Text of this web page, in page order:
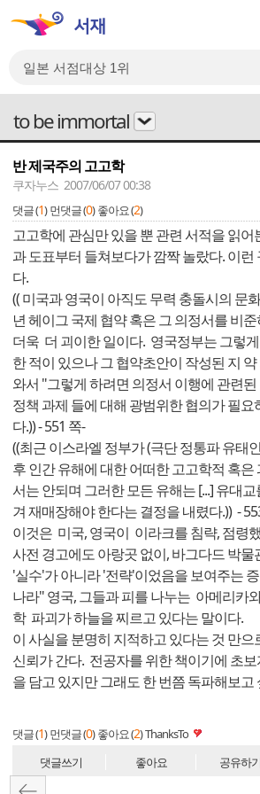
to be immortal
반 제국주의 고고학
쿠자누스 2007/06/07 00:38
댓글 (1) 먼댓글 (0) 좋아요 (2)
고고학에 관심만 있을 뿐 관련 서적을 읽어
과 도표부터 들쳐보다가 깜짝 놀랐다. 이런
다.
(( 미국과 영국이 아직도 무력 충돌시의 문
년 헤이그 국제 협약 혹은 그 의정서를 비
더욱 더 괴이한 일이다. 영국정부는 그렇
한 적이 있으나 그 협약초안이 작성된 지
와서 "그렇게 하려면 의정서 이행에 관련
정책 과제 들에 대해 광범위한 협의가 필
다.)) - 551 쪽-
((최근 이스라엘 정부가 (극단 정통파 유태
후 인간 유해에 대한 어떠한 고고학적 혹은
서는 안되며 그러한 모든 유해는 [...] 유대
겨 재매장해야 한다는 결정을 내렸다.)) -
이것은 미국, 영국이 이라크를 침략, 점령
사전 경고에도 아랑곳 없이, 바그다드 박
'실수'가 아니라 '전략'이었음을 보여주는
나라" 영국, 그들과 피를 나누는 아메리카
학 파괴가 하늘을 찌르고 있다는 말이다.
이 사실을 분명히 지적하고 있다는 것 만으
신뢰가 간다. 전공자를 위한 책이기에 초
을 담고 있지만 그래도 한 번쯤 독파해보고
댓글 (1) 먼댓글 (0) 좋아요 (2)ThanksTo
댓글쓰기 좋아요 공유하기